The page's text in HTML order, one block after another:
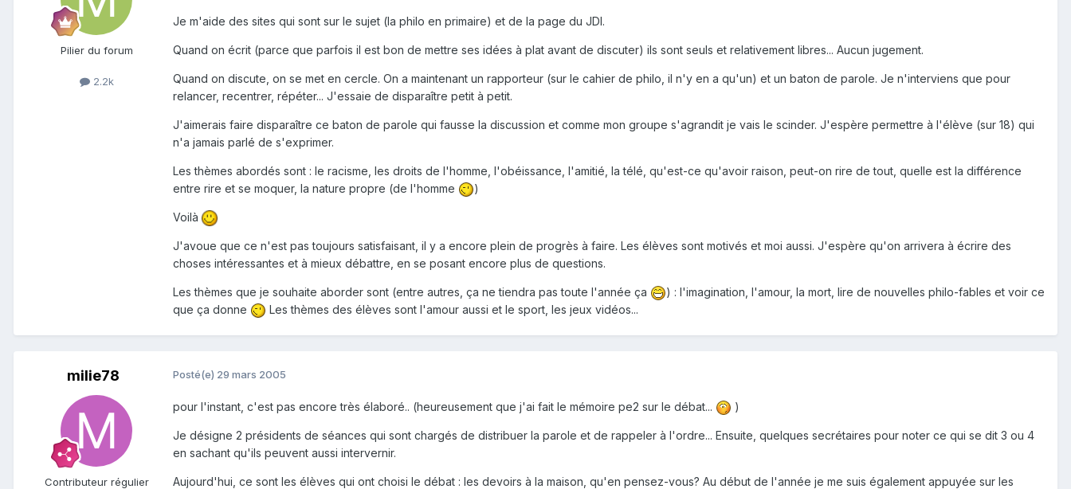
Pilier du forum
2.2k
Je m'aide des sites qui sont sur le sujet (la philo en primaire) et de la page du JDI.
Quand on écrit (parce que parfois il est bon de mettre ses idées à plat avant de discuter) ils sont seuls et relativement libres... Aucun jugement.
Quand on discute, on se met en cercle. On a maintenant un rapporteur (sur le cahier de philo, il n'y en a qu'un) et un baton de parole. Je n'interviens que pour
relancer, recentrer, répéter... J'essaie de disparaître petit à petit.
J'aimerais faire disparaître ce baton de parole qui fausse la discussion et comme mon groupe s'agrandit je vais le scinder. J'espère permettre à l'élève (sur 18) qui
n'a jamais parlé de s'exprimer.
Les thèmes abordés sont : le racisme, les droits de l'homme, l'obéissance, l'amitié, la télé, qu'est-ce qu'avoir raison, peut-on rire de tout, quelle est la différence
entre rire et se moquer, la nature propre (de l'homme
)
Voilà
J'avoue que ce n'est pas toujours satisfaisant, il y a encore plein de progrès à faire. Les élèves sont motivés et moi aussi. J'espère qu'on arrivera à écrire des
choses intéressantes et à mieux débattre, en se posant encore plus de questions.
Les thèmes que je souhaite aborder sont (entre autres, ça ne tiendra pas toute l'année ça
) : l'imagination, l'amour, la mort, lire de nouvelles philo-fables et voir ce
que ça donne
Les thèmes des élèves sont l'amour aussi et le sport, les jeux vidéos...
milie78
Contributeur régulier
Posté(e) 29 mars 2005
pour l'instant, c'est pas encore très élaboré.. (heureusement que j'ai fait le mémoire pe2 sur le débat... )
Je désigne 2 présidents de séances qui sont chargés de distribuer la parole et de rappeler à l'ordre... Ensuite, quelques secrétaires pour noter ce qui se dit 3 ou 4
en sachant qu'ils peuvent aussi intervernir.
Aujourd'hui, ce sont les élèves qui ont choisi le débat : les devoirs à la maison, qu'en pensez-vous? Au début de l'année je me suis également appuyée sur les